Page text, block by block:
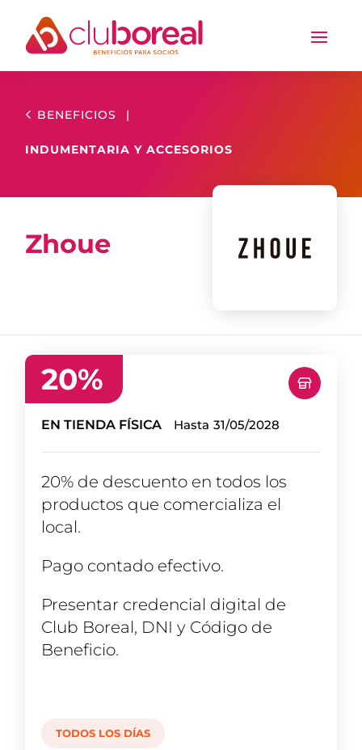
BENEFICIOS |
INDUMENTARIA Y ACCESORIOS
Zhoue
20%
EN TIENDA FÍSICA Hasta 31/05/2028
20% de descuento en todos los
productos que comercializa el
local.
Pago contado efectivo.
Presentar credencial digital de
Club Boreal, DNI y Código de
Beneficio.
TODOS LOS DÍAS